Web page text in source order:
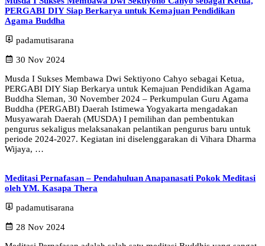
PERGABI DIY Siap Berkarya untuk Kemajuan Pendidikan
Agama Buddha
padamutisarana
30 Nov 2024
Musda I Sukses Membawa Dwi Sektiyono Cahyo sebagai Ketua,
PERGABI DIY Siap Berkarya untuk Kemajuan Pendidikan Agama
Buddha Sleman, 30 November 2024 – Perkumpulan Guru Agama
Buddha (PERGABI) Daerah Istimewa Yogyakarta mengadakan
Musyawarah Daerah (MUSDA) I pemilihan dan pembentukan
pengurus sekaligus melaksanakan pelantikan pengurus baru untuk
periode 2024-2027. Kegiatan ini diselenggarakan di Vihara Dharma
Wijaya, …
Meditasi Pernafasan – Pendahuluan Anapanasati Pokok Meditasi
oleh YM. Kasapa Thera
padamutisarana
28 Nov 2024